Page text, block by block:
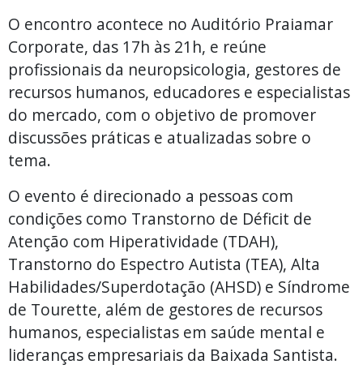
O encontro acontece no Auditório Praiamar
Corporate, das 17h às 21h, e reúne
profissionais da neuropsicologia, gestores de
recursos humanos, educadores e especialistas
do mercado, com o objetivo de promover
discussões práticas e atualizadas sobre o
tema.
O evento é direcionado a pessoas com
condições como Transtorno de Déficit de
Atenção com Hiperatividade (TDAH),
Transtorno do Espectro Autista (TEA), Alta
Habilidades/Superdotação (AHSD) e Síndrome
de Tourette, além de gestores de recursos
humanos, especialistas em saúde mental e
lideranças empresariais da Baixada Santista.